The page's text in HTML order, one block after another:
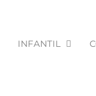
INFANTIL